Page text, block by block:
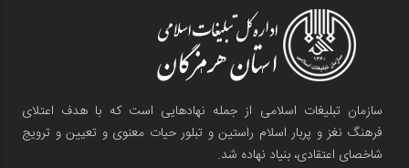
سازمان تبلیغات اسلامی از جمله نهادهایی است که با هدف اعتلای
فرهنگ نغز و پربار اسلام راستین و تبلور حیات معنوی و تعیین و ترویج
شاخصای اعتقادی، بنیاد نهاده شد.